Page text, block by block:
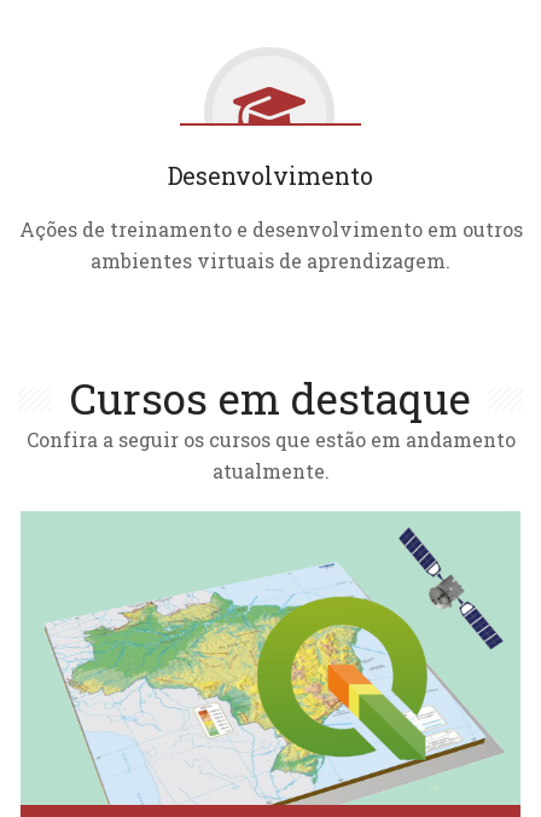
Desenvolvimento
Ações de treinamento e desenvolvimento em outros
ambientes virtuais de aprendizagem.
Cursos em destaque
Confira a seguir os cursos que estão em andamento
atualmente.